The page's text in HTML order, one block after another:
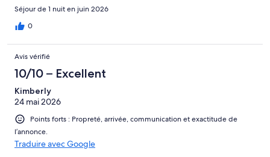
Séjour de 1 nuit en juin 2026
0
Avis vérifié
10/10 – Excellent
Kimberly
24 mai 2026
Points forts : Propreté, arrivée, communication et exactitude de
l’annonce.
Traduire avec Google